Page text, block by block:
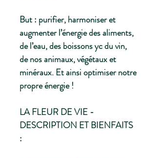
But : purifier, harmoniser et
augmenter l’énergie des aliments,
de l’eau, des boissons yc du vin,
de nos animaux, végétaux et
minéraux. Et ainsi optimiser notre
propre énergie !
LA FLEUR DE VIE -
DESCRIPTION ET BIENFAITS
: